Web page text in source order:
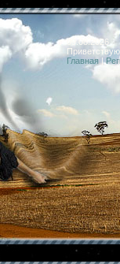
09.08.2026
Главная |